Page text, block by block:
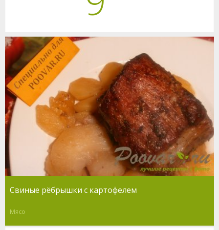
Свиные рёбрышки с картофелем
Мясо